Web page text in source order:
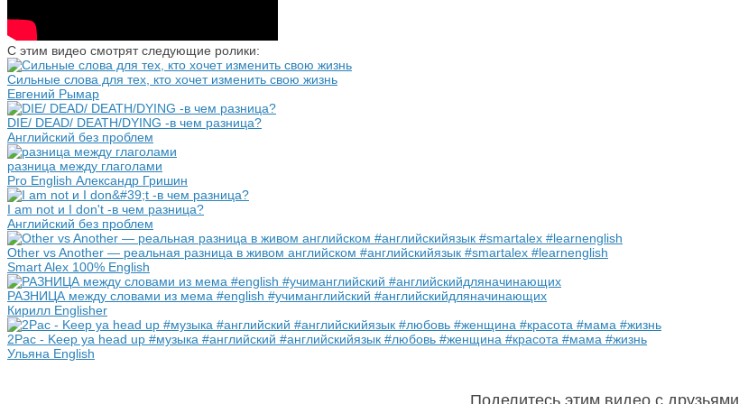
С этим видео смотрят следующие ролики:
Сильные слова для тех, кто хочет изменить свою жизнь
Евгений Рымар
DIE/ DEAD/ DEATH/DYING -в чем разница?
Английский без проблем
разница между глаголами
Pro English Александр Гришин
I am not и I don't -в чем разница?
Английский без проблем
Other vs Another — реальная разница в живом английском #английскийязык #smartalex #learnenglish
Smart Alex 100% English
РАЗНИЦА между словами из мема #english #учиманглийский #английскийдляначинающих
Кирилл Englisher
2Pac - Keep ya head up #музыка #английский #английскийязык #любовь #женщина #красота #мама #жизнь
Ульяна English
Поделитесь этим видео с друзьями